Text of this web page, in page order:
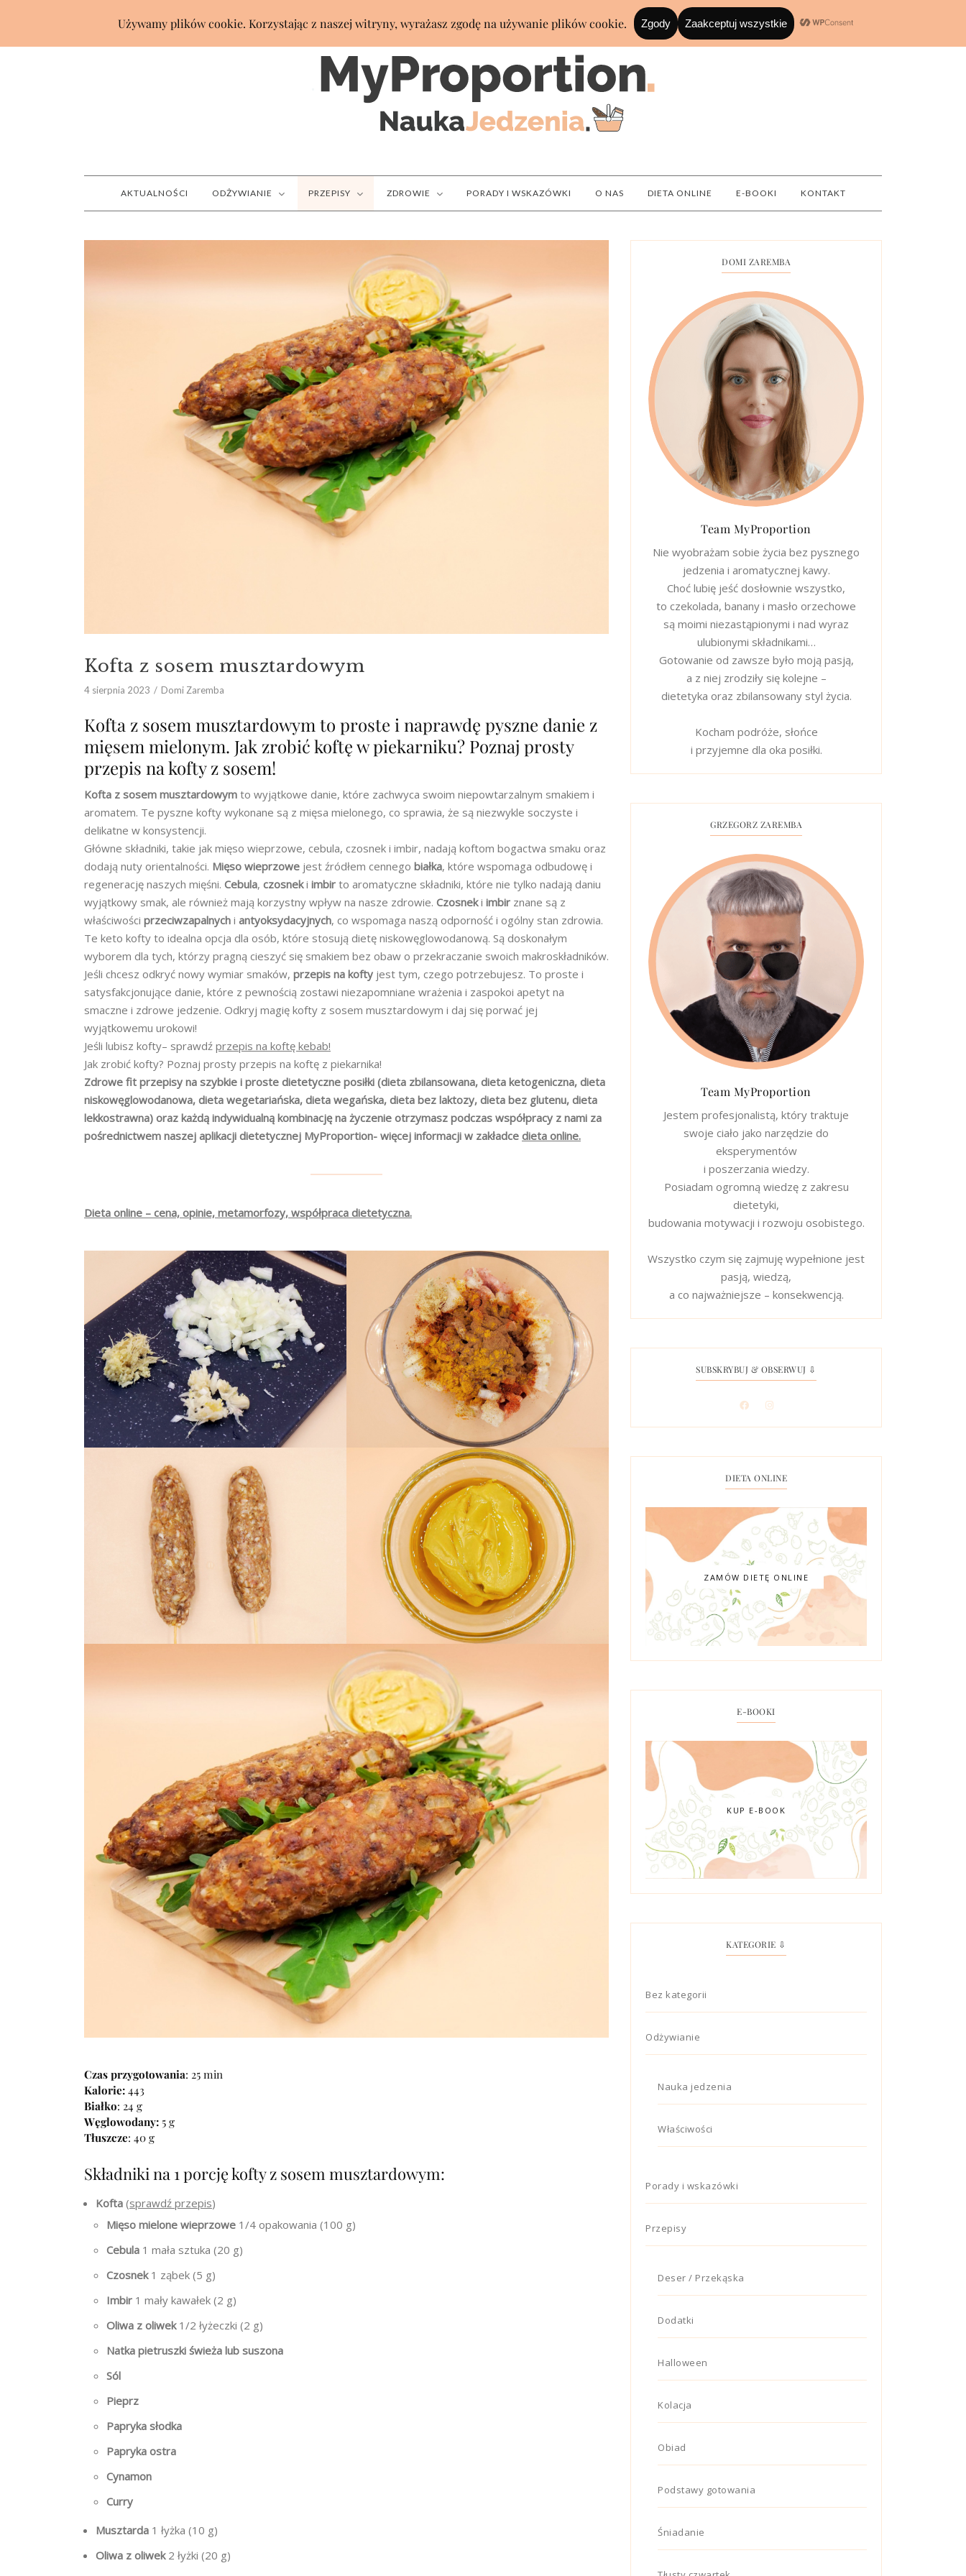
AKTUALNOŚCI ODŻYWIANIE PRZEPISY ZDROWIE PORADY I WSKAZÓWKI O NAS DIETA ONLINE E-BOOKI KONTAKT
Kofta z sosem musztardowym
4 sierpnia 2023 Domi Zaremba
Kofta z sosem musztardowym to proste i naprawdę pyszne danie z
mięsem mielonym. Jak zrobić koftę w piekarniku? Poznaj prosty
przepis na kofty z sosem!
Kofta z sosem musztardowym to wyjątkowe danie, które zachwyca swoim niepowtarzalnym smakiem i
aromatem. Te pyszne kofty wykonane są z mięsa mielonego, co sprawia, że są niezwykle soczyste i
delikatne w konsystencji.
Główne składniki, takie jak mięso wieprzowe, cebula, czosnek i imbir, nadają koftom bogactwa smaku oraz
dodają nuty orientalności. Mięso wieprzowe jest źródłem cennego białka, które wspomaga odbudowę i
regenerację naszych mięśni. Cebula, czosneki imbir to aromatyczne składniki, które nie tylko nadają daniu
wyjątkowy smak, ale również mają korzystny wpływ na nasze zdrowie. Czosneki imbir znane są z
właściwości przeciwzapalnych i antyoksydacyjnych, co wspomaga naszą odporność i ogólny stan zdrowia.
Te keto kofty to idealna opcja dla osób, które stosują dietę niskowęglowodanową. Są doskonałym
wyborem dla tych, którzy pragną cieszyć się smakiem bez obaw o przekraczanie swoich makroskładników.
Jeśli chcesz odkryć nowy wymiar smaków, przepis na kofty jest tym, czego potrzebujesz. To proste i
satysfakcjonujące danie, które z pewnością zostawi niezapomniane wrażenia i zaspokoi apetyt na
smaczne i zdrowe jedzenie. Odkryj magię kofty z sosem musztardowym i daj się porwać jej
wyjątkowemu urokowi!
Jeśli lubisz kofty– sprawdź przepis na koftę kebab!
Jak zrobić kofty? Poznaj prosty przepis na koftę z piekarnika!
Zdrowe fit przepisy na szybkie i proste dietetyczne posiłki (dieta zbilansowana, dieta ketogeniczna, dieta
niskowęglowodanowa, dieta wegetariańska, dieta wegańska, dieta bez laktozy, dieta bez glutenu, dieta
lekkostrawna) oraz każdą indywidualną kombinację na życzenie otrzymasz podczas współpracy z nami za
pośrednictwem naszej aplikacji dietetycznej MyProportion- więcej informacji w zakładce dieta online.
Dieta online – cena, opinie, metamorfozy, współpraca dietetyczna.
Czas przygotowania: 25 min
Kalorie: 443
Białko: 24 g
Węglowodany: 5 g
Tłuszcze: 40 g
Składniki na 1 porcję kofty z sosem musztardowym:
Kofta (sprawdź przepis)
Mięso mielone wieprzowe 1/4 opakowania (100 g)
Cebula 1 mała sztuka (20 g)
Czosnek1 ząbek (5 g)
Imbir 1 mały kawałek (2 g)
Oliwa z oliwek1/2 łyżeczki (2 g)
Natka pietruszki świeża lub suszona
Sól
Pieprz
Papryka słodka
Papryka ostra
Cynamon
Curry
Musztarda 1 łyżka (10 g)
Oliwa z oliwek2 łyżki (20 g)
DOMI ZAREMBA
Team MyProportion
Nie wyobrażam sobie życia bez pysznego
jedzenia i aromatycznej kawy.
Choć lubię jeść dosłownie wszystko,
to czekolada, banany i masło orzechowe
są moimi niezastąpionymi i nad wyraz
ulubionymi składnikami…
Gotowanie od zawsze było moją pasją,
a z niej zrodziły się kolejne –
dietetyka oraz zbilansowany styl życia.
Kocham podróże, słońce
i przyjemne dla oka posiłki.
GRZEGORZ ZAREMBA
Team MyProportion
Jestem profesjonalistą, który traktuje
swoje ciało jako narzędzie do
eksperymentów
i poszerzania wiedzy.
Posiadam ogromną wiedzę z zakresu
dietetyki,
budowania motywacji i rozwoju osobistego.
Wszystko czym się zajmuję wypełnione jest
pasją, wiedzą,
a co najważniejsze – konsekwencją.
SUBSKRYBUJ & OBSERWUJ ⇩
DIETA ONLINE
ZAMÓW DIETĘ ONLINE
E-BOOKI
KUP E-BOOK
KATEGORIE ⇩
Bez kategorii
Odżywianie
Nauka jedzenia
Właściwości
Porady i wskazówki
Przepisy
Deser / Przekąska
Dodatki
Halloween
Kolacja
Obiad
Podstawy gotowania
Śniadanie